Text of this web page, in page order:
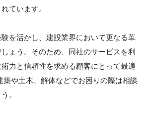
ています。
を活かし、建設業界において更なる革
ょう。そのため、同社のサービスを利
力と信頼性を求める顧客にとって最適
築や土木、解体などでお困りの際は相談
。